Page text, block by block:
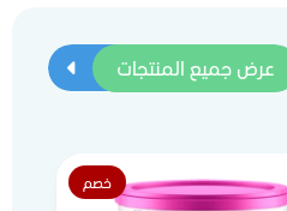
عرض جميع المنتجات
خصم